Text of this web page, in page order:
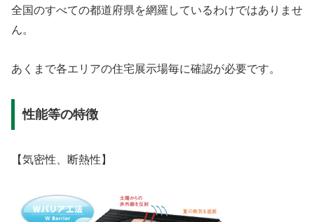
全国のすべての都道府県を網羅しているわけではありませ
ん。
あくまで各エリアの住宅展示場毎に確認が必要です。
性能等の特徴
【気密性、断熱性】